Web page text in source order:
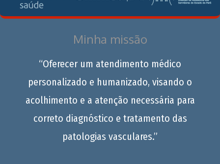
Minha missão
“Oferecer um atendimento médico
personalizado e humanizado, visando o
acolhimento e a atenção necessária para
correto diagnóstico e tratamento das
patologias vasculares.”